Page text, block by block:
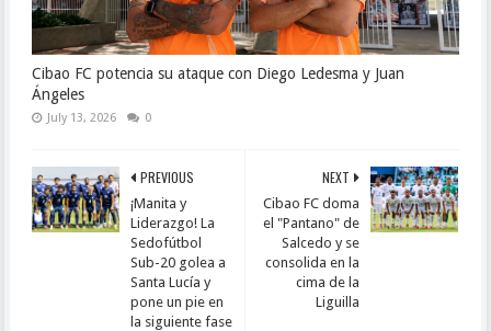
Cibao FC potencia su ataque con Diego Ledesma y Juan
Ángeles
July 13, 2026 0
NEXT
Cibao FC doma
el "Pantano" de
Salcedo y se
consolida en la
cima de la
Liguilla
PREVIOUS
¡Manita y
Liderazgo! La
Sedofútbol
Sub-20 golea a
Santa Lucía y
pone un pie en
la siguiente fase